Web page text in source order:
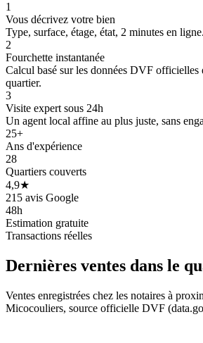
1
Vous décrivez votre bien
Type, surface, étage, état, 2 minutes en ligne.
2
Fourchette instantanée
Calcul basé sur les données DVF officielles
quartier.
3
Visite expert sous 24h
Un agent local affine au plus juste, sans
25+
Ans d'expérience
28
Quartiers couverts
4,9★
215 avis Google
48h
Estimation gratuite
Transactions réelles
Dernières ventes dans le
Ventes enregistrées chez les notaires à
Micocouliers, source officielle DVF